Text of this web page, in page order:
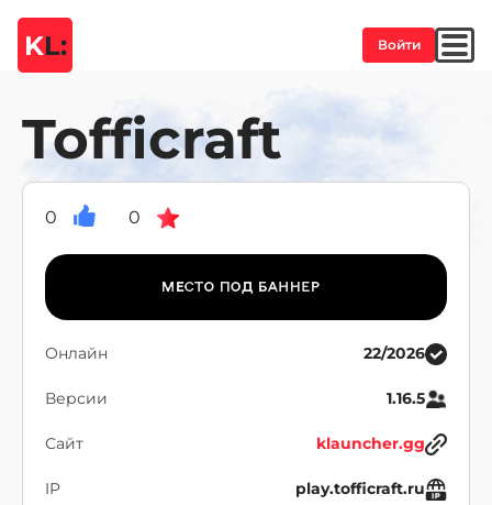
KL: Войти
Tofficraft
0 0
Онлайн 22/2026
Версии 1.16.5
Сайт klauncher.gg
IP play.tofficraft.ru